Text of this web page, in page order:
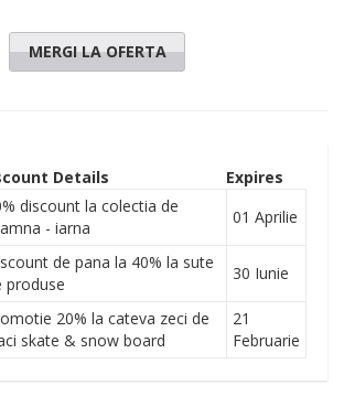
MERGI LA OFERTA
Details
Expires
discount la colectia de
- iarna
01 Aprilie
de pana la 40% la sute
produse
30 Iunie
20% la cateva zeci de
skate & snow board
21
Februarie